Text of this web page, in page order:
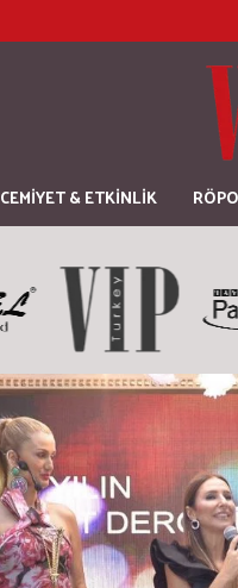
CEMİYET & ETKİNLİK